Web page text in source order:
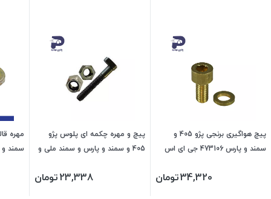
پیچ هواگیری برنجی پژو 405 و
سمند و پارس 473106 جی ای اس
34,320تومان
پیچ و مهره چکمه ای پلوس پژو
405 و سمند و پارس و سمند ملی و
23,338تومان